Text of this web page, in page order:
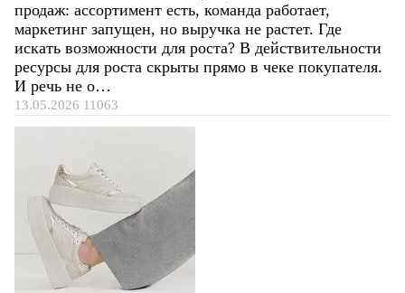
продаж: ассортимент есть, команда работает,
маркетинг запущен, но выручка не растет. Где
искать возможности для роста? В действительности
ресурсы для роста скрыты прямо в чеке покупателя.
И речь не о…
13.05.2026 11063